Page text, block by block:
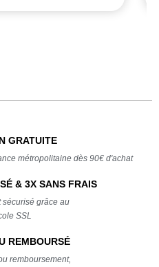
GRATUITE
métropolitaine dès 90€ d'achat
& 3X SANS FRAIS
sécurisé grâce au
SSL
REMBOURSÉ
remboursement,